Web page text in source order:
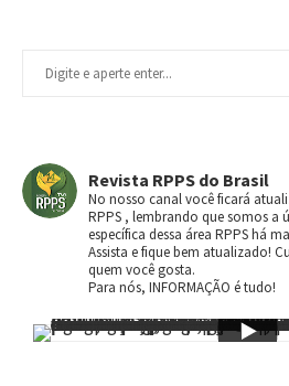
Revista RPPS do Brasil
No nosso canal você ficará
RPPS , lembrando que somos a
específica dessa área RPPS há
Assista e fique bem atualizado!
quem você gosta.
Para nós, INFORMAÇÃO é tudo!